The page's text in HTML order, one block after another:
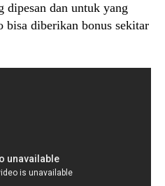
dipesan dan untuk yang
bisa diberikan bonus sekitar